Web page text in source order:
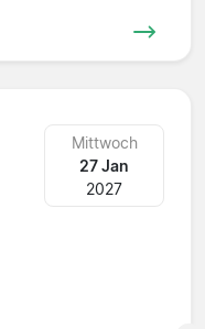
Mittwoch
27 Jan
2027